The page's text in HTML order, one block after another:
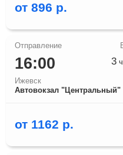
от 896 р.
16:00
Ижевск
Автовокзал "Центральный"
3 ч
от 1162 р.